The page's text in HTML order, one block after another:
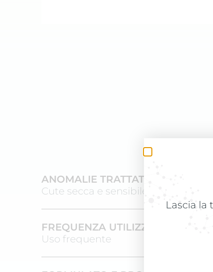
ANOMALIE TRATTATE
Cute secca e sensibile
FREQUENZA UTILIZZO
Uso frequente
Lascia la